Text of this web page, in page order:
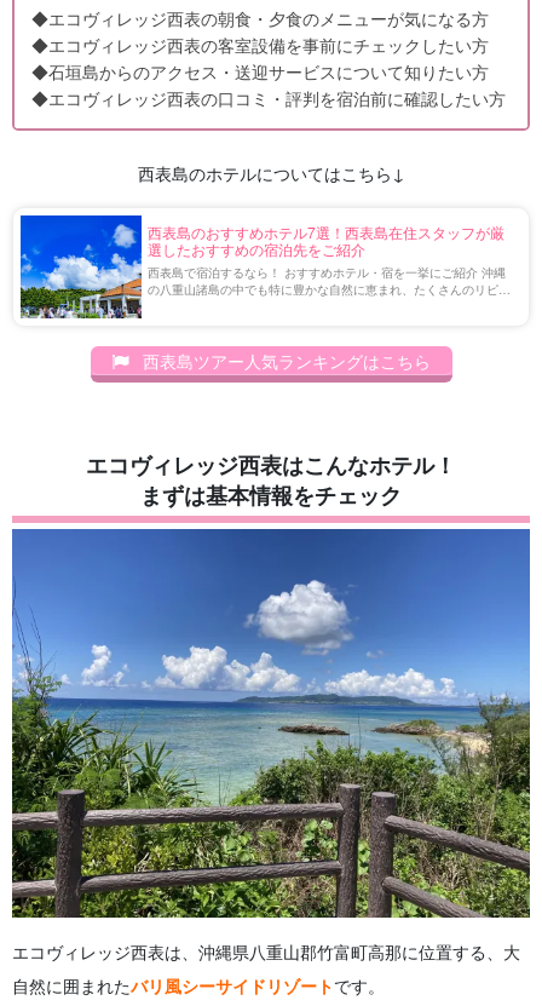
◆エコヴィレッジ西表の朝食・夕食のメニューが気になる方
◆エコヴィレッジ西表の客室設備を事前にチェックしたい方
◆石垣島からのアクセス・送迎サービスについて知りたい方
◆エコヴィレッジ西表の口コミ・評判を宿泊前に確認したい方
西表島のホテルについてはこちら↓
西表島のおすすめホテル7選！西表島在住スタッフが厳
選したおすすめの宿泊先をご紹介
西表島で宿泊するなら！ おすすめホテル・宿を一挙にご紹介 沖縄
の八重山諸島の中でも特に豊かな自然に恵まれ、たくさんのリピー
西表島ツアー人気ランキングはこちら
エコヴィレッジ西表はこんなホテル！
まずは基本情報をチェック
エコヴィレッジ西表は、沖縄県八重山郡竹富町高那に位置する、大
自然に囲まれたバリ風シーサイドリゾートです。